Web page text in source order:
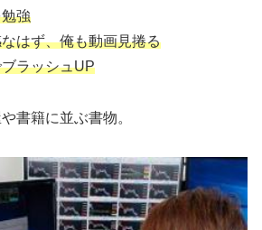
強
はず、俺も動画見捲る
ラッシュUP
書籍に並ぶ書物。